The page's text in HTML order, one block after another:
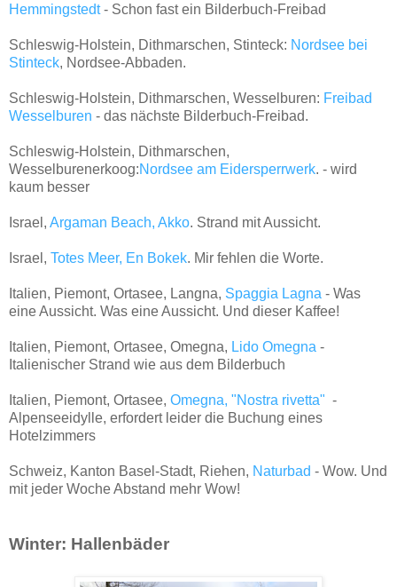
Hemmingstedt- Schon fast ein Bilderbuch-Freibad
Schleswig-Holstein, Dithmarschen, Stinteck: Nordsee bei
Stinteck, Nordsee-Abbaden.
Schleswig-Holstein, Dithmarschen, Wesselburen: Freibad
Wesselburen - das nächste Bilderbuch-Freibad.
Schleswig-Holstein, Dithmarschen,
Wesselburenerkoog:Nordsee am Eidersperrwerk. - wird
kaum besser
Israel, Argaman Beach, Akko. Strand mit Aussicht.
Israel, Totes Meer, En Bokek. Mir fehlen die Worte.
Italien, Piemont, Ortasee, Langna, Spaggia Lagna - Was
eine Aussicht. Was eine Aussicht. Und dieser Kaffee!
Italien, Piemont, Ortasee, Omegna, Lido Omegna -
Italienischer Strand wie aus dem Bilderbuch
Italien, Piemont, Ortasee, Omegna, "Nostra rivetta" -
Alpenseeidylle, erfordert leider die Buchung eines
Hotelzimmers
Schweiz, Kanton Basel-Stadt, Riehen, Naturbad - Wow. Und
mit jeder Woche Abstand mehr Wow!
Winter: Hallenbäder